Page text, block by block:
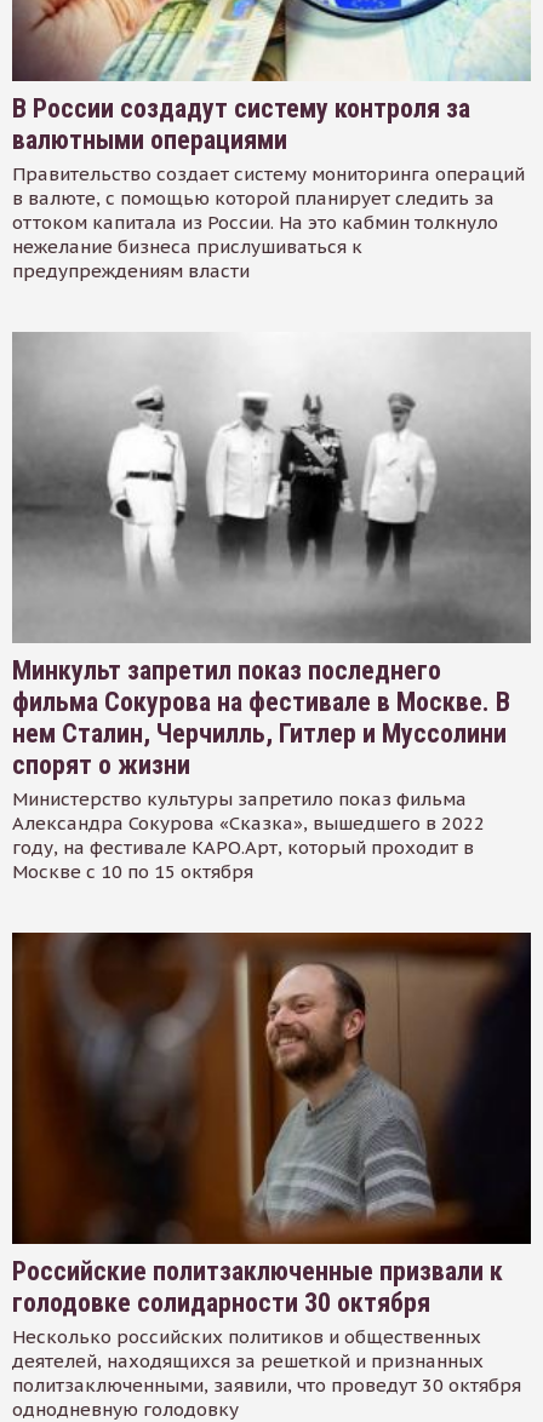
В России создадут систему контроля за
валютными операциями
Правительство создает систему мониторинга операций
в валюте, с помощью которой планирует следить за
оттоком капитала из России. На это кабмин толкнуло
нежелание бизнеса прислушиваться к
предупреждениям власти
Минкульт запретил показ последнего
фильма Сокурова на фестивале в Москве. В
нем Сталин, Черчилль, Гитлер и Муссолини
спорят о жизни
Министерство культуры запретило показ фильма
Александра Сокурова «Сказка», вышедшего в 2022
году, на фестивале КАРО.Арт, который проходит в
Москве с 10 по 15 октября
Российские политзаключенные призвали к
голодовке солидарности 30 октября
Несколько российских политиков и общественных
деятелей, находящихся за решеткой и признанных
политзаключенными, заявили, что проведут 30 октября
однодневную голодовку